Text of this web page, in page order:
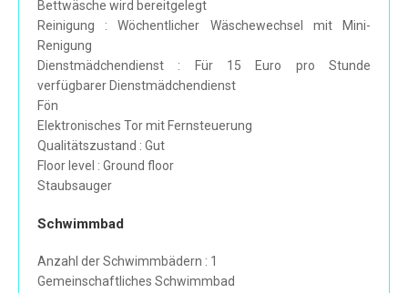
Bettwäsche wird bereitgelegt
Reinigung : Wöchentlicher Wäschewechsel mit Mini-
Renigung
Dienstmädchendienst : Für 15 Euro pro Stunde
verfügbarer Dienstmädchendienst
Fön
Elektronisches Tor mit Fernsteuerung
Qualitätszustand : Gut
Floor level : Ground floor
Staubsauger
Schwimmbad
Anzahl der Schwimmbädern : 1
Gemeinschaftliches Schwimmbad